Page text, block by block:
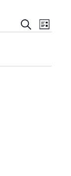
Suche
Liste